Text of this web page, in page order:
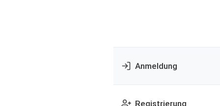
Anmeldung
Registrierung